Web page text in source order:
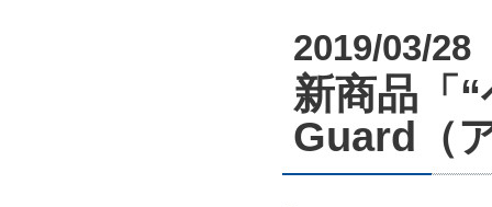
2019/03/28
新商品「
Guard（